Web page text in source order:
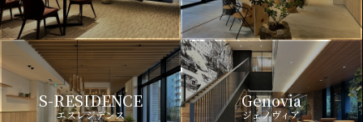
S-RESIDENCE
エスレジデンス
Genovia
ジェノヴィア